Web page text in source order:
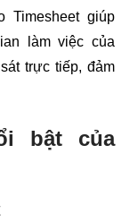
Timesheet giúp
làm việc của
trực tiếp, đảm
bật của